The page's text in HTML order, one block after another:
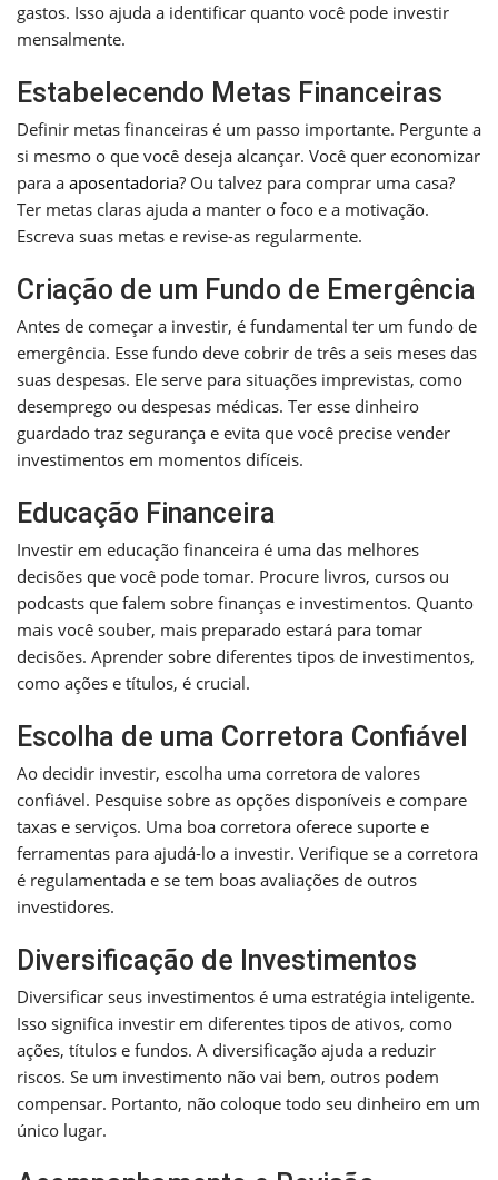
gastos. Isso ajuda a identificar quanto você pode investir
mensalmente.
Estabelecendo Metas Financeiras
Definir metas financeiras é um passo importante. Pergunte a
si mesmo o que você deseja alcançar. Você quer economizar
para a aposentadoria? Ou talvez para comprar uma casa?
Ter metas claras ajuda a manter o foco e a motivação.
Escreva suas metas e revise-as regularmente.
Criação de um Fundo de Emergência
Antes de começar a investir, é fundamental ter um fundo de
emergência. Esse fundo deve cobrir de três a seis meses das
suas despesas. Ele serve para situações imprevistas, como
desemprego ou despesas médicas. Ter esse dinheiro
guardado traz segurança e evita que você precise vender
investimentos em momentos difíceis.
Educação Financeira
Investir em educação financeira é uma das melhores
decisões que você pode tomar. Procure livros, cursos ou
podcasts que falem sobre finanças e investimentos. Quanto
mais você souber, mais preparado estará para tomar
decisões. Aprender sobre diferentes tipos de investimentos,
como ações e títulos, é crucial.
Escolha de uma Corretora Confiável
Ao decidir investir, escolha uma corretora de valores
confiável. Pesquise sobre as opções disponíveis e compare
taxas e serviços. Uma boa corretora oferece suporte e
ferramentas para ajudá-lo a investir. Verifique se a corretora
é regulamentada e se tem boas avaliações de outros
investidores.
Diversificação de Investimentos
Diversificar seus investimentos é uma estratégia inteligente.
Isso significa investir em diferentes tipos de ativos, como
ações, títulos e fundos. A diversificação ajuda a reduzir
riscos. Se um investimento não vai bem, outros podem
compensar. Portanto, não coloque todo seu dinheiro em um
único lugar.